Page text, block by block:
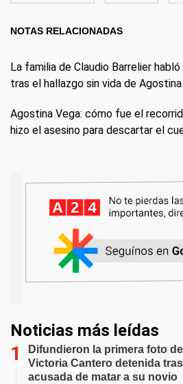
NOTAS RELACIONADAS
La familia de Claudio Barrelier
tras el hallazgo sin vida de
Agostina Vega: cómo fue el
hizo el asesino para descartar el
Noticias más leídas
Difundieron la primera foto de
Victoria Cantero detenida
acusada de matar a su novio